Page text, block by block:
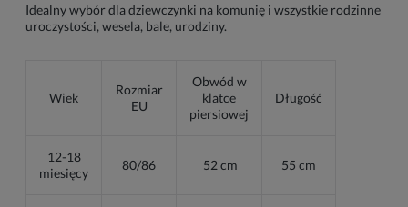
Idealny wybór dla dziewczynki na komunię i wszystkie rodzinne
uroczystości, wesela, bale, urodziny.
Wiek
Rozmiar
EU
Obwód w
klatce
piersiowej
Długość
12-18
miesięcy
80/86 52 cm 55 cm